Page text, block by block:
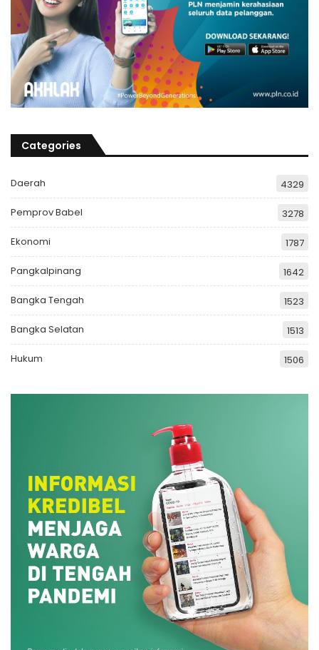
Categories
Daerah 4329
Pemprov Babel 3278
Ekonomi 1787
Pangkalpinang 1642
Bangka Tengah 1523
Bangka Selatan 1513
Hukum 1506